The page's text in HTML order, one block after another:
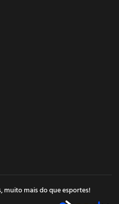
muito mais do que esportes!